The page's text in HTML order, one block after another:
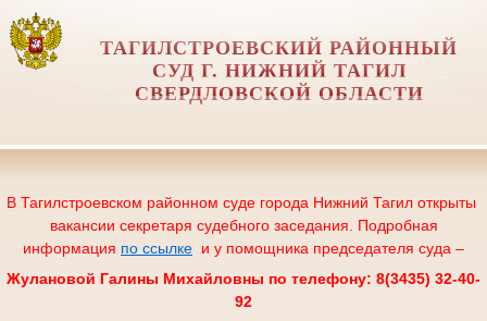
ТАГИЛСТРОЕВСКИЙ РАЙОННЫЙ
СУД Г. НИЖНИЙ ТАГИЛ
СВЕРДЛОВСКОЙ ОБЛАСТИ
В Тагилстроевском районном суде города Нижний Тагил открыты
вакансии секретаря судебного заседания. Подробная
информация по ссылке и у помощника председателя суда –
Жулановой Галины Михайловны по телефону: 8(3435) 32-40-
92